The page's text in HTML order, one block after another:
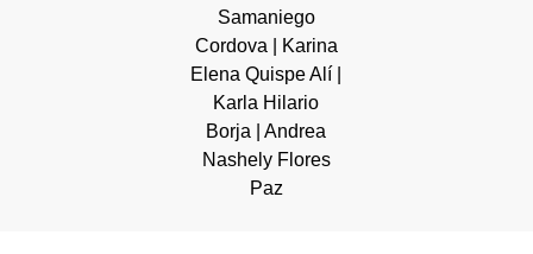
Samaniego
Cordova | Karina
Elena Quispe Alí |
Karla Hilario
Borja | Andrea
Nashely Flores
Paz